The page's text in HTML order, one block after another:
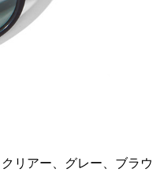
リアー、グレー、ブラウ